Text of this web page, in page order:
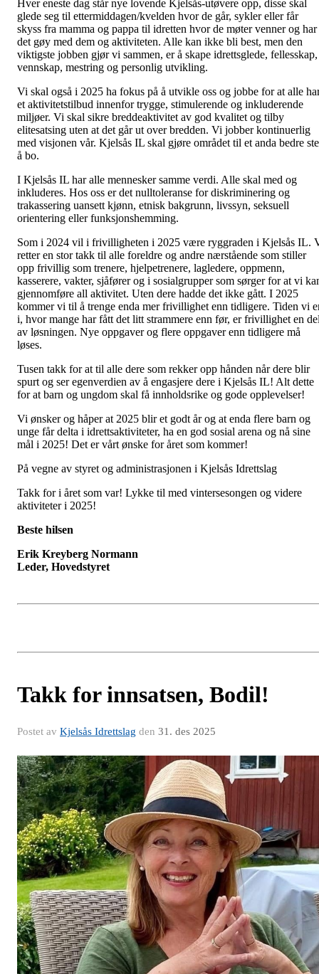
Hver eneste dag står nye lovende Kjelsås-utøvere opp, disse skal
glede seg til ettermiddagen/kvelden hvor de går, sykler eller får
skyss fra mamma og pappa til idretten hvor de møter venner og har
det gøy med dem og aktiviteten. Alle kan ikke bli best, men den
viktigste jobben gjør vi sammen, er å skape idrettsglede, fellesskap,
vennskap, mestring og personlig utvikling.
Vi skal også i 2025 ha fokus på å utvikle oss og jobbe for at alle
et aktivitetstilbud innenfor trygge, stimulerende og inkluderende
miljøer. Vi skal sikre breddeaktivitet av god kvalitet og tilby
elitesatsing uten at det går ut over bredden. Vi jobber kontinuerlig
med visjonen vår. Kjelsås IL skal gjøre området til et anda bedre
å bo.
I Kjelsås IL har alle mennesker samme verdi. Alle skal med og
inkluderes. Hos oss er det nulltoleranse for diskriminering og
trakassering uansett kjønn, etnisk bakgrunn, livssyn, seksuell
orientering eller funksjonshemming.
Som i 2024 vil i frivilligheten i 2025 være ryggraden i Kjelsås IL.
retter en stor takk til alle foreldre og andre nærstående som stiller
opp frivillig som trenere, hjelpetrenere, lagledere, oppmenn,
kasserere, vakter, sjåfører og i sosialgrupper som sørger for at vi
gjennomføre all aktivitet. Uten dere hadde det ikke gått. I 2025
kommer vi til å trenge enda mer frivillighet enn tidligere. Tiden vi
i, hvor mange har fått det litt strammere enn før, er frivillighet en
av løsningen. Nye oppgaver og flere oppgaver enn tidligere må
løses.
Tusen takk for at til alle dere som rekker opp hånden når dere blir
spurt og ser egenverdien av å engasjere dere i Kjelsås IL! Alt dette
for at barn og ungdom skal få innholdsrike og gode opplevelser!
Vi ønsker og håper at 2025 blir et godt år og at enda flere barn og
unge får delta i idrettsaktiviteter, ha en god sosial arena og nå sine
mål i 2025! Det er vårt ønske for året som kommer!
På vegne av styret og administrasjonen i Kjelsås Idrettslag
Takk for i året som var! Lykke til med vintersesongen og videre
aktiviteter i 2025!
Beste hilsen
Erik Kreyberg Normann
Leder, Hovedstyret
Takk for innsatsen, Bodil!
Postet av Kjelsås Idrettslag den 31. des 2025